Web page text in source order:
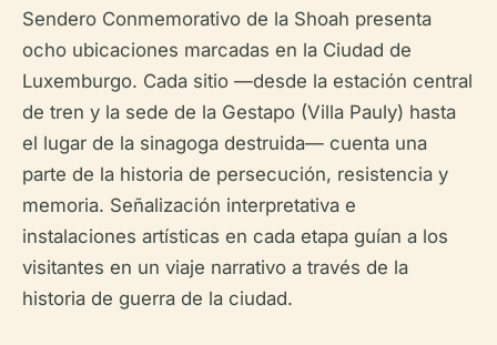
Sendero Conmemorativo de la Shoah presenta
ocho ubicaciones marcadas en la Ciudad de
Luxemburgo. Cada sitio —desde la estación central
de tren y la sede de la Gestapo (Villa Pauly) hasta
el lugar de la sinagoga destruida— cuenta una
parte de la historia de persecución, resistencia y
memoria. Señalización interpretativa e
instalaciones artísticas en cada etapa guían a los
visitantes en un viaje narrativo a través de la
historia de guerra de la ciudad.